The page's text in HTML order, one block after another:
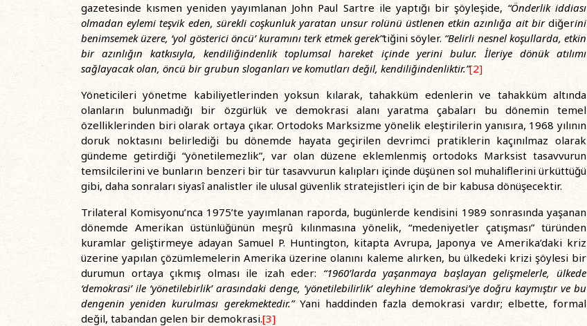
gazetesinde kısmen yeniden yayımlanan John Paul Sartre ile yaptığı bir şöyleşide, “Önderlik iddiası
olmadan eylemi teşvik eden, sürekli coşkunluk yaratan unsur rolünü üstlenen etkin azınlığa ait bir diğerini
benimsemek üzere, ‘yol gösterici öncü’ kuramını terk etmek gerek”tiğini söyler. “Belirli nesnel koşullarda, etkin
bir azınlığın katkısıyla, kendiliğindenlik toplumsal hareket içinde yerini bulur. İleriye dönük atılımı
sağlayacak olan, öncü bir grubun sloganları ve komutları değil, kendiliğindenliktir.”[2]
Yöneticileri yönetme kabiliyetlerinden yoksun kılarak, tahakküm edenlerin ve tahakküm altında
olanların bulunmadığı bir özgürlük ve demokrasi alanı yaratma çabaları bu dönemin temel
özelliklerinden biri olarak ortaya çıkar. Ortodoks Marksizme yönelik eleştirilerin yanısıra, 1968 yılının
doruk noktasını belirlediği bu dönemde hayata geçirilen devrimci pratiklerin kaçınılmaz olarak
gündeme getirdiği “yönetilemezlik”, var olan düzene eklemlenmiş ortodoks Marksist tasavvurun
temsilcilerini ve bunların benzeri bir tür tasavvurun kalıpları içinde düşünen sol muhaliflerini ürküttüğü
gibi, daha sonraları siyasî analistler ile ulusal güvenlik stratejistleri için de bir kabusa dönüşecektir.
Trilateral Komisyonu’nca 1975’te yayımlanan raporda, bugünlerde kendisini 1989 sonrasında yaşanan
dönemde Amerikan üstünlüğünün meşrû kılınmasına yönelik, “medeniyetler çatışması” türünden
kuramlar geliştirmeye adayan Samuel P. Huntington, kitapta Avrupa, Japonya ve Amerika’daki kriz
üzerine yapılan çözümlemelerin Amerika üzerine olanını kaleme alırken, bu ülkedeki krizi şöylesi bir
durumun ortaya çıkmış olması ile izah eder: “1960’larda yaşanmaya başlayan gelişmelerle, ülkede
‘demokrasi’ ile ‘yönetilebirlik’ arasındaki denge, ‘yönetilebilirlik’ aleyhine ‘demokrasi’ye doğru kaymıştır ve bu
dengenin yeniden kurulması gerekmektedir.”Yani haddinden fazla demokrasi vardır; elbette, formal
değil, tabandan gelen bir demokrasi.[3]